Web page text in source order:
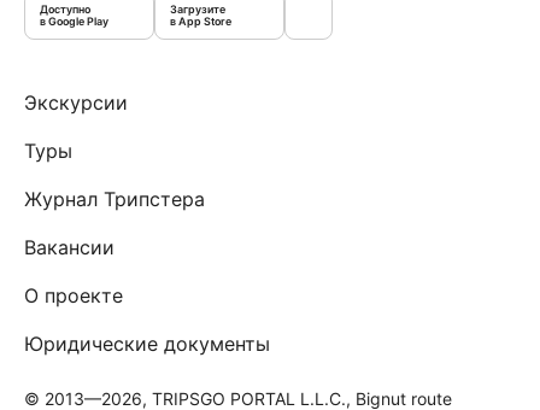
Доступно
в Google Play
Загрузите
в App Store
Экскурсии
Туры
Журнал Трипстера
Вакансии
О проекте
Юридические документы
© 2013—2026, TRIPSGO PORTAL L.L.C., Bignut route